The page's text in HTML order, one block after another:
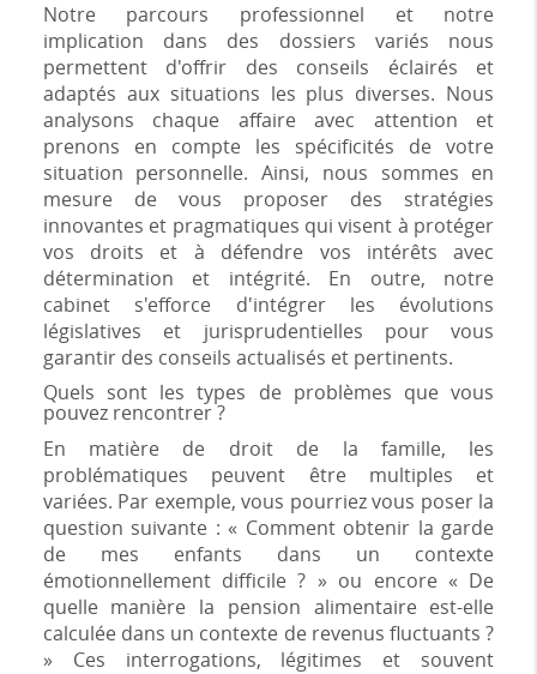
Notre parcours professionnel et notre
implication dans des dossiers variés nous
permettent d'offrir des conseils éclairés et
adaptés aux situations les plus diverses. Nous
analysons chaque affaire avec attention et
prenons en compte les spécificités de votre
situation personnelle. Ainsi, nous sommes en
mesure de vous proposer des stratégies
innovantes et pragmatiques qui visent à protéger
vos droits et à défendre vos intérêts avec
détermination et intégrité. En outre, notre
cabinet s'efforce d'intégrer les évolutions
législatives et jurisprudentielles pour vous
garantir des conseils actualisés et pertinents.
Quels sont les types de problèmes que vous
pouvez rencontrer ?
En matière de droit de la famille, les
problématiques peuvent être multiples et
variées. Par exemple, vous pourriez vous poser la
question suivante : « Comment obtenir la garde
de mes enfants dans un contexte
émotionnellement difficile ? » ou encore « De
quelle manière la pension alimentaire est-elle
calculée dans un contexte de revenus fluctuants ?
» Ces interrogations, légitimes et souvent